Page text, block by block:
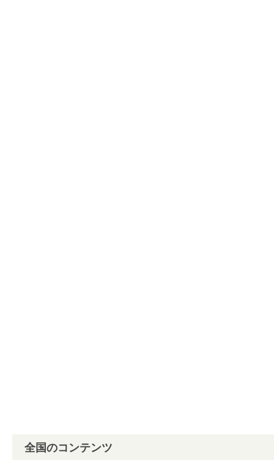
全国のコンテンツ